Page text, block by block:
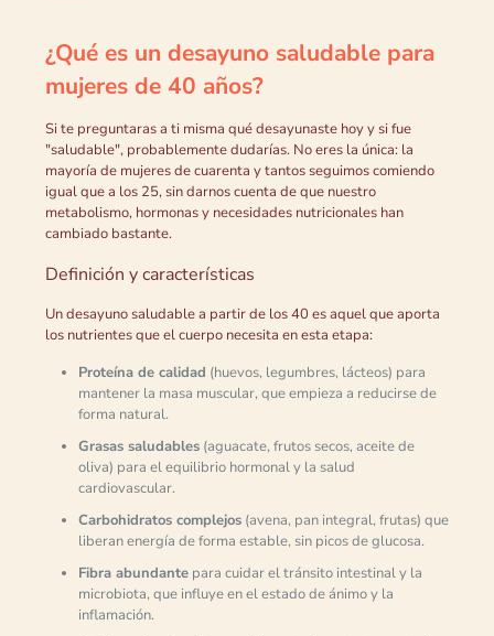
¿Qué es un desayuno saludable para
mujeres de 40 años?
Si te preguntaras a ti misma qué desayunaste hoy y si fue
"saludable", probablemente dudarías. No eres la única: la
mayoría de mujeres de cuarenta y tantos seguimos comiendo
igual que a los 25, sin darnos cuenta de que nuestro
metabolismo, hormonas y necesidades nutricionales han
cambiado bastante.
Definición y características
Un desayuno saludable a partir de los 40 es aquel que aporta
los nutrientes que el cuerpo necesita en esta etapa:
Proteína de calidad (huevos, legumbres, lácteos) para
mantener la masa muscular, que empieza a reducirse de
forma natural.
Grasas saludables(aguacate, frutos secos, aceite de
oliva) para el equilibrio hormonal y la salud
cardiovascular.
Carbohidratos complejos(avena, pan integral, frutas) que
liberan energía de forma estable, sin picos de glucosa.
Fibra abundantepara cuidar el tránsito intestinal y la
microbiota, que influye en el estado de ánimo y la
inflamación.